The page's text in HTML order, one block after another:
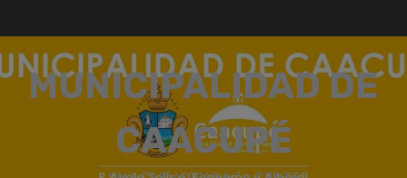
contenido
MUNICIPALIDAD DE
CAACUPÉ